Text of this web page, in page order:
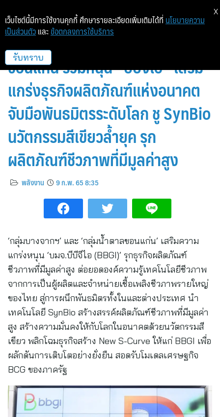
กลุ่มบางจากฯ และ กลุ่มน้ำตาล
ขอนแก่น ร่วมหนุน “บีบีจีไอ” เสริม
แกร่งธุรกิจผลิตภัณฑ์แห่งอนาคต
จับมือพันธมิตรระดับโลก ชู SynBio
นวัตกรรมสีเขียวล้ำยุค รุก
ผลิตภัณฑ์ชีวภาพที่มีมูลค่าสูง
พลังงาน 9 ก.พ. 65 8:35
‘กลุ่มบางจากฯ’ และ ‘กลุ่มน้ำตาลขอนแก่น’ เสริมความ
แกร่งหนุน ‘บมจ.บีบีจีไอ (BBGI)’ รุกธุรกิจผลิตภัณฑ์
ชีวภาพที่มีมูลค่าสูง ต่อยอดองค์ความรู้เทคโนโลยีชีวภาพ
จากการเป็นผู้ผลิตและจำหน่ายเชื้อเพลิงชีวภาพรายใหญ่
ของไทย สู่การผนึกพันธมิตรทั้งในและต่างประเทศ นำ
เทคโนโลยี SynBio สร้างสรรค์ผลิตภัณฑ์ชีวภาพที่มีมูลค่า
สูง สร้างความมั่นคงให้กับโลกในอนาคตด้วยนวัตกรรมสี
เขียว พลิกโฉมธุรกิจสร้าง New S-Curve ให้แก่ BBGI เพื่อ
ผลักดันการเติบโตอย่างยั่งยืน สอดรับโมเดลเศรษฐกิจ
BCG ของภาครัฐ
เว็บไซต์นี้มีการใช้งานคุกกี้ ศึกษารายละเอียดเพิ่มเติมได้ที่ นโยบายความ
เป็นส่วนตัว และ ข้อตกลงการใช้บริการ
รับทราบ
X